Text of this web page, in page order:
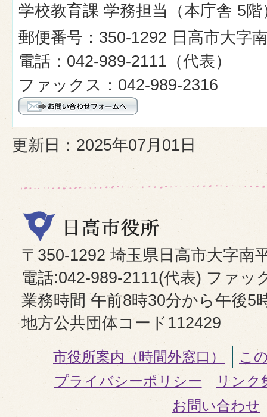
学校教育課 学務担当（本庁舎 5階
郵便番号：350-1292 日高市大字
電話：042-989-2111（代表）
ファックス：042-989-2316
更新日：2025年07月01日
〒350-1292 埼玉県日高市大字南
電話:042-989-2111(代表) ファッ
業務時間 午前8時30分から午後5
地方公共団体コード112429
市役所案内（時間外窓口）
こ
プライバシーポリシー
リンク
お問い合わせ